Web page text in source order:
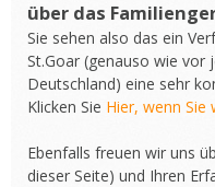
über das
Sie sehen also das ein
St.Goar (genauso wie vor
Deutschland) eine sehr
Klicken Sie Hier, wenn Sie
Ebenfalls freuen wir uns
dieser Seite) und Ihren